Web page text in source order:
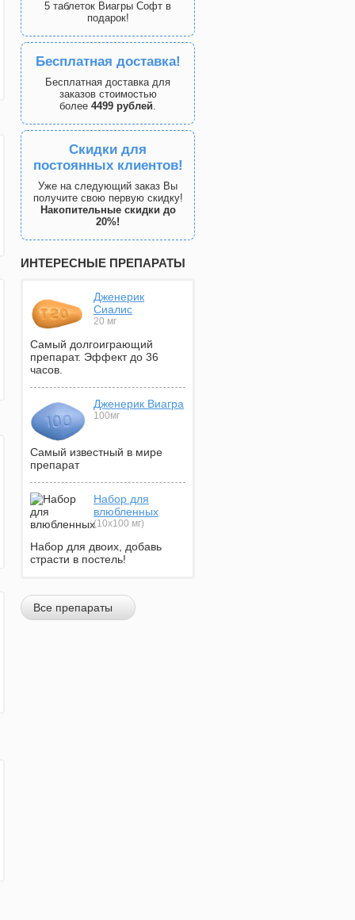
5 таблеток Виагры Софт в
подарок!
Бесплатная доставка!
Бесплатная доставка для
заказов стоимостью
более 4499 рублей.
Скидки для
постоянных клиентов!
Уже на следующий заказ Вы
получите свою первую скидку!
Накопительные скидки до
20%!
ИНТЕРЕСНЫЕ ПРЕПАРАТЫ
Дженерик
Сиалис
20 мг
Самый долгоиграющий
препарат. Эффект до 36
часов.
Дженерик Виагра
100мг
Самый известный в мире
препарат
Набор для
влюбленных
(10х100 мг)
Набор для двоих, добавь
страсти в постель!
Все препараты